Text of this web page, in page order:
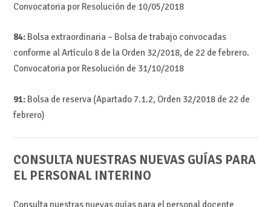
Convocatoria por Resolución de 10/05/2018
84:Bolsa extraordinaria – Bolsa de trabajo convocadas
conforme al Artículo 8 de la Orden 32/2018, de 22 de febrero.
Convocatoria por Resolución de 31/10/2018
91:Bolsa de reserva (Apartado 7.1.2, Orden 32/2018 de 22 de
febrero)
CONSULTA NUESTRAS NUEVAS GUÍAS PARA
EL PERSONAL INTERINO
Consulta nuestras nuevas guías para el personal docente